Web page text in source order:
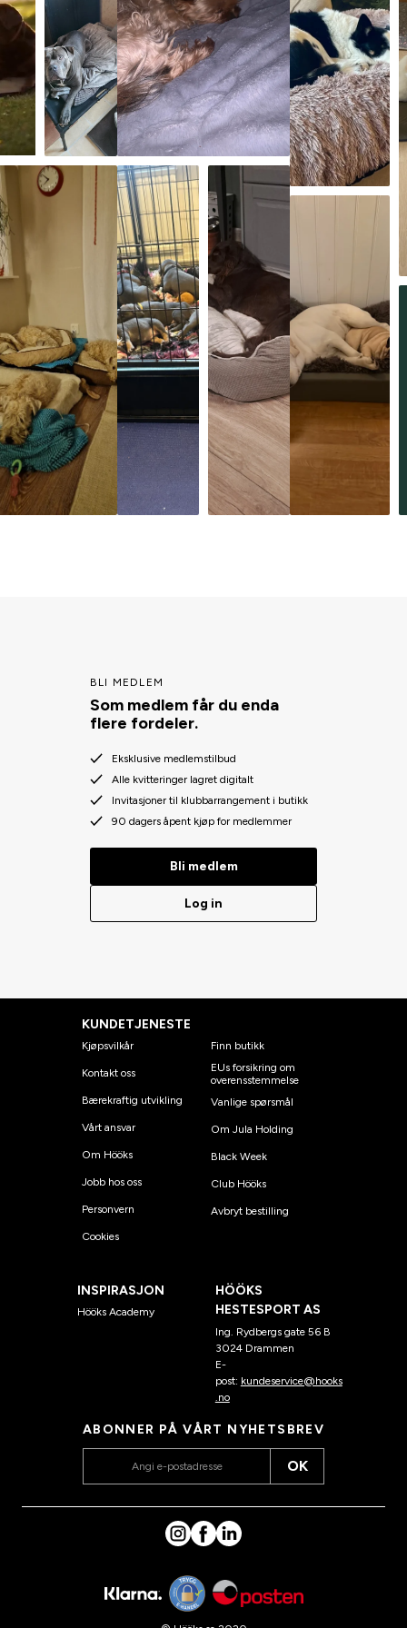
BLI MEDLEM
Som medlem får du enda
flere fordeler.
Eksklusive medlemstilbud
Alle kvitteringer lagret digitalt
Invitasjoner til klubbarrangement i butikk
90 dagers åpent kjøp for medlemmer
Bli medlem
Log in
KUNDETJENESTE
Kjøpsvilkår
Kontakt oss
Bærekraftig utvikling
Vårt ansvar
Om Hööks
Jobb hos oss
Personvern
Cookies
Finn butikk
EUs forsikring om
overensstemmelse
Vanlige spørsmål
Om Jula Holding
Black Week
Club Hööks
Avbryt bestilling
INSPIRASJON
Hööks Academy
HÖÖKS
HESTESPORT AS
Ing. Rydbergs gate 56 B
3024 Drammen
E-
post: kundeservice@hooks
.no
ABONNER PÅ VÅRT NYHETSBREV
OK